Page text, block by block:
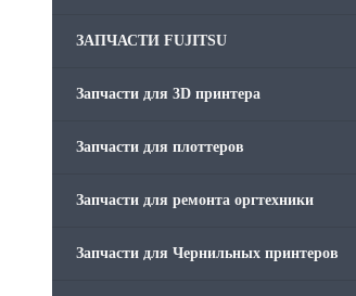
ЗАПЧАСТИ FUJITSU
Запчасти для 3D принтера
Запчасти для плоттеров
Запчасти для ремонта оргтехники
Запчасти для Чернильных принтеров